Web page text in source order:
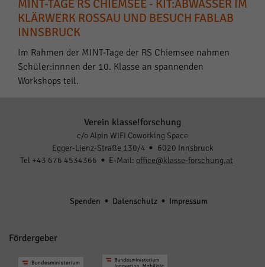
MINT-TAGE RS CHIEMSEE - KIT:ABWASSER IM
KLÄRWERK ROSSAU UND BESUCH FABLAB
INNSBRUCK
Im Rahmen der MINT-Tage der RS Chiemsee nahmen
Schüler:innnen der 10. Klasse an spannenden
Workshops teil.
Verein klasse!forschung
c/o Alpin WIFI Coworking Space
Egger-Lienz-Straße 130/4
6020 Innsbruck
Tel +43 676 4534366
E-Mail: office@klasse-forschung.at
Spenden Datenschutz Impressum
Fördergeber